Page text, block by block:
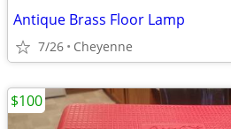
Antique Brass Floor Lamp
7/26 Cheyenne
$100